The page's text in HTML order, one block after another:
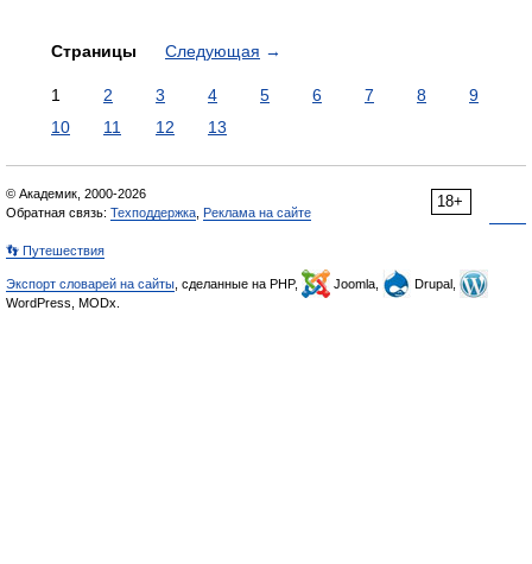
Страницы Следующая →
1 2 3 4 5 6 7 8
9
10
11 12 13
18+
© Академик, 2000-2026
Обратная связь: Техподдержка Реклама на сайте
👣 Путешествия
Экспорт словарей на сайты , сделанные на PHP, Joomla,
Drupal,
WordPress, MODx.